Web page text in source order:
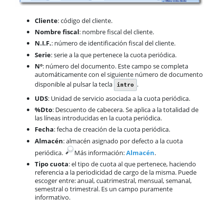
Cliente: código del cliente.
Nombre fiscal: nombre fiscal del cliente.
N.I.F.: número de identificación fiscal del cliente.
Serie: serie a la que pertenece la cuota periódica.
Nº: número del documento. Este campo se completa
automáticamente con el siguiente número de documento
disponible al pulsar la tecla
intro
.
UDS: Unidad de servicio asociada a la cuota periódica.
%Dto: Descuento de cabecera. Se aplica a la totalidad de
las líneas introducidas en la cuota periódica.
Fecha: fecha de creación de la cuota periódica.
Almacén: almacén asignado por defecto a la cuota
periódica.
​Más información:Almacén.
Tipo cuota: el tipo de cuota al que pertenece, haciendo
referencia a la periodicidad de cargo de la misma. Puede
escoger entre: anual, cuatrimestral, mensual, semanal,
semestral o trimestral. Es un campo puramente
informativo.